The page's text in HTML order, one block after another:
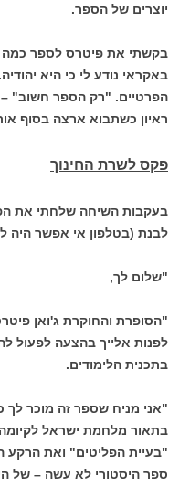
יוצרים של הספר.
בקשתי את פיטרס לספר כמה
באקראי נודע לי כי היא
הפרטיים. "רק הספר חשוב"
ראיון כשתבוא ארצה בסוף
פקס לשרת החינוך
בעקבות השיחה שלחתי את
לבנת (בטלפון אי אפשר היה
"שלום לך,
"הסופרת והחוקרת ג'ואן
לפנות אלייך בהצעה לפעול
בתכנית הלימודים.
"אני מניח שספר זה מוכר
בתאור מלחמת ישראל
"בעיית הפליטים" ואת הרקע
ספר היסטורי לא עשה – של